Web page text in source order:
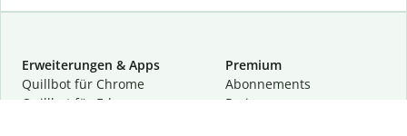
Erweiterungen & Apps
Quillbot für Chrome
Quillbot für Edge
Premium
Abon­ne­ments
Preise